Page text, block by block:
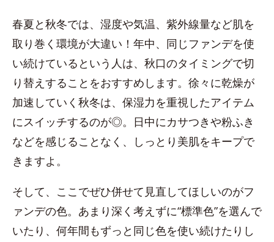
春夏と秋冬では、湿度や気温、紫外線量など肌を
取り巻く環境が大違い！年中、同じファンデを使
い続けているという人は、秋口のタイミングで切
り替えすることをおすすめします。徐々に乾燥が
加速していく秋冬は、保湿力を重視したアイテム
にスイッチするのが◎。日中にカサつきや粉ふき
などを感じることなく、しっとり美肌をキープで
きますよ。
そして、ここでぜひ併せて見直してほしいのがフ
ァンデの色。あまり深く考えずに“標準色”を選んで
いたり、何年間もずっと同じ色を使い続けたりし